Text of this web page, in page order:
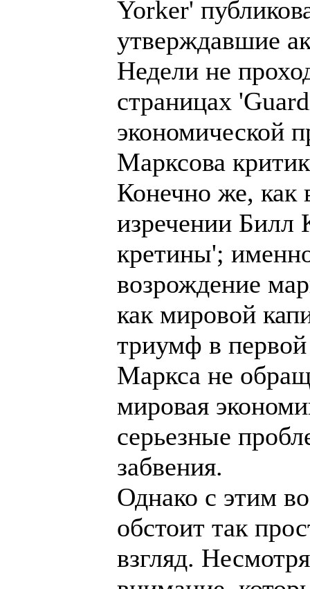
Yorker'
утверждавшие
Недели не
страницах
экономической
Марксова
Конечно же, как
изречении Билл
кретины';
возрождение
как мировой
триумф в
Маркса не
мировая
серьезные
забвения.
Однако с этим
обстоит так
взгляд.